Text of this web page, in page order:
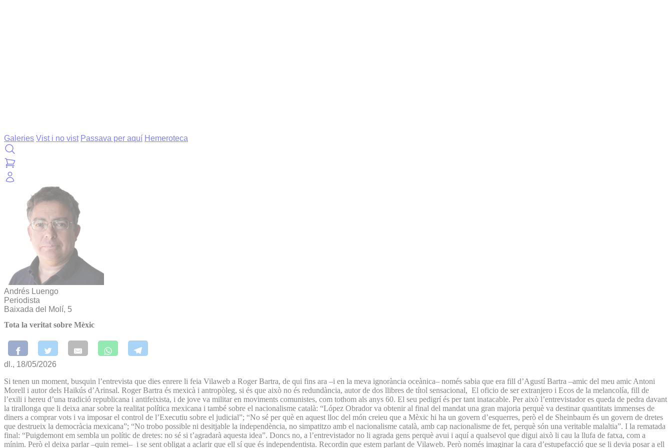
Galeries Vist i no vist Passava per aquí Hemeroteca
Andrés Luengo
Periodista
Baixada del Molí, 5
Tota la veritat sobre Mèxic
dl., 18/05/2026
Si tenen un moment, busquin l’entrevista que dies enrere li feia Vilaweb a Roger Bartra, de qui fins ara –i en la meva ignorància oceànica– només sabia que era fill d’Agustí Bartra –amic del meu amic Antoni
Morell i autor dels Haikús d’Arinsal. Roger Bartra és mexicà i antropòleg, si és que això no és redundància, autor de dos llibres de títol sensacional, El oficio de ser extranjero i Ecos de la melancolía, fill de
l’exili i hereu d’una tradició republicana i antifeixista, i de jove va militar en moviments comunistes, com tothom als anys 60. El seu pedigrí és per tant inatacable. Per això l’entrevistador es queda de pedra davant
la tirallonga que li deixa anar sobre la realitat política mexicana i també sobre el nacionalisme català: “López Obrador va obtenir al final del mandat una gran majoria perquè va destinar quantitats immenses de
diners a comprar vots i va imposar el control de l’Executiu sobre el judicial”; “No sé per què en aquest lloc del món creieu que a Mèxic hi ha un govern d’esquerres, però el de Sheinbaum és un govern de dretes
que destrueix la democràcia mexicana”; “No trobo possible ni desitjable la independència, no simpatitzo amb el nacionalisme català, amb cap nacionalisme de fet, perquè són una veritable malaltia”. I la rematada
final: “Puigdemont em sembla un polític de dretes: no sé si t’agradarà aquesta idea”. Doncs no, a l’entrevistador no li agrada gens perquè avui i aquí a qualsevol que digui això li cau la llufa de fatxa, com a
mínim. Però el deixa parlar –quin remei– i se sent obligat a aclarir que ell sí que és independentista. Recordin que estem parlant de Vilaweb. Però només imaginar la cara d’estupefacció que se li devia posar a ell